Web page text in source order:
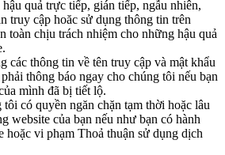
quả trực tiếp, gián tiếp, ngẫu nhiên,
truy cập hoăc sử dụng thông tin trên
toàn chịu trách nhiệm cho những hậu quả
các thông tin về tên truy cập và mật khẩu
thông báo ngay cho chúng tôi nếu bạn
mình đã bị tiết lộ.
có quyền ngăn chặn tạm thời hoặc lâu
website của bạn nếu như bạn có hành
hoặc vi phạm Thoả thuận sử dụng dịch